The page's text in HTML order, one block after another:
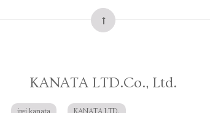
KANATA LTD.Co., Ltd.